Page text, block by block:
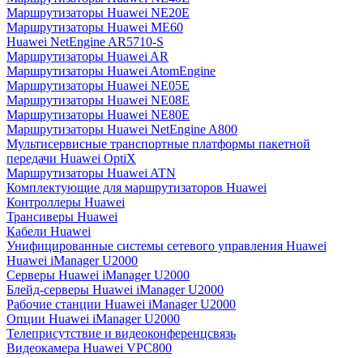
Маршрутизаторы Huawei NE20E
Маршрутизаторы Huawei ME60
Huawei NetEngine AR5710-S
Маршрутизаторы Huawei AR
Маршрутизаторы Huawei AtomEngine
Маршрутизаторы Huawei NE05E
Маршрутизаторы Huawei NE08E
Маршрутизаторы Huawei NE80E
Маршрутизаторы Huawei NetEngine A800
Мультисервисные транспортные платформы пакетной
передачи Huawei OptiX
Маршрутизаторы Huawei ATN
Комплектующие для маршрутизаторов Huawei
Контроллеры Huawei
Трансиверы Huawei
Кабели Huawei
Унифицированные системы сетевого управления Huawei
Huawei iManager U2000
Серверы Huawei iManager U2000
Блейд-серверы Huawei iManager U2000
Рабочие станции Huawei iManager U2000
Опции Huawei iManager U2000
Телеприсутствие и видеоконференцсвязь
Видеокамера Huawei VPC800